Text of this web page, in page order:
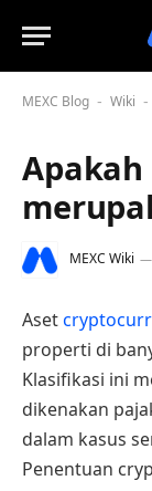
MEXC Blog - Wiki -
MEXC Wiki
Aset
properti di
Klasifikasi ini
dikenakan
dalam kasus
Penentuan